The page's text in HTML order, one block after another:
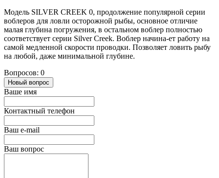
Модель SILVER CREEK 0, продолжение популярной серии
воблеров для ловли осторожной рыбы, основное отличие
малая глубина погружения, в остальном воблер полностью
соответствует серии Silver Creek. Воблер начина-ет работу на
самой медленной скорости проводки. Позволяет ловить рыбу
на любой, даже минимальной глубине.
Вопросов: 0
Новый вопрос
Ваше имя
Контактный телефон
Ваш e-mail
Ваш вопрос